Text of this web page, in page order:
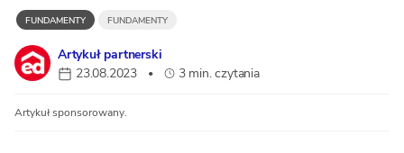
FUNDAMENTY FUNDAMENTY
Artykuł partnerski
23.08.2023
• 3 min. czytania
Artykuł sponsorowany.